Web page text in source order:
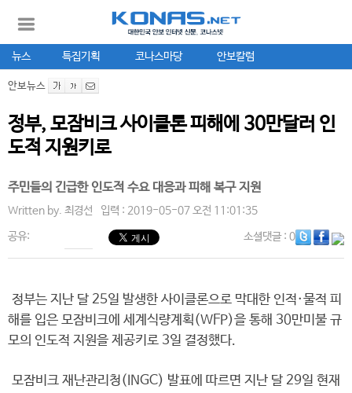
뉴스 특집기획 코나스마당 안보칼럼
안보뉴스
정부, 모잠비크 사이클론 피해에 30만달러 인
도적 지원키로
주민들의 긴급한 인도적 수요 대응과 피해 복구 지원
Written by. 최경선 입력 : 2019-05-07 오전 11:01:35
공유: 소셜댓글: 0
정부는 지난 달 25일 발생한 사이클론으로 막대한 인적·물적 피
해를 입은 모잠비크에 세계식량계획(WFP)을 통해 30만미불 규
모의 인도적 지원을 제공키로 3일 결정했다.
모잠비크 재난관리청(INGC) 발표에 따르면 지난 달 29일 현재